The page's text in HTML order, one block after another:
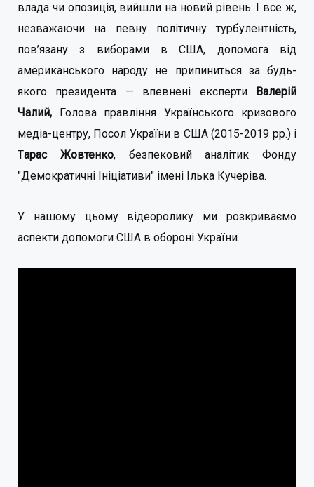
влада чи опозиція, вийшли на новий рівень. І все ж,
незважаючи на певну політичну турбулентність,
пов’язану з виборами в США, допомога від
американського народу не припиниться за будь-
якого президента — впевнені експерти Валерій
Чалий, Голова правління Українського кризового
медіа-центру, Посол України в США (2015-2019 рр.) і
Тарас Жовтенко, безпековий аналітик Фонду
"Демократичні Ініціативи" імені Ілька Кучеріва.
У нашому цьому відеоролику ми розкриваємо
аспекти допомоги США в обороні України.